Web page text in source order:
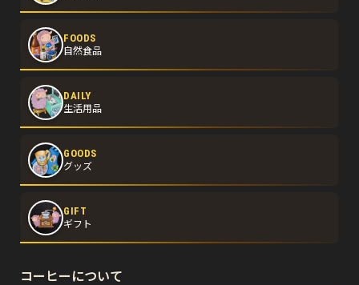
FOODS
自然食品
DAILY
生活用品
GOODS
グッズ
GIFT
ギフト
コーヒーについて